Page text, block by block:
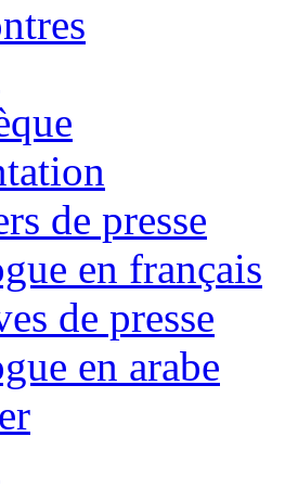
de presse
en français
de presse
en arabe